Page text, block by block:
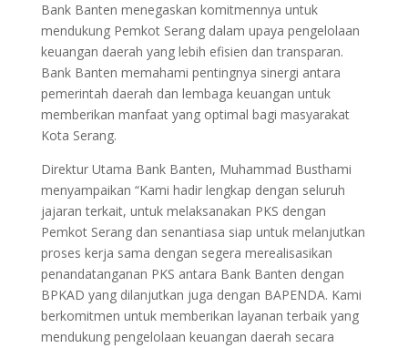
Bank Banten menegaskan komitmennya untuk
mendukung Pemkot Serang dalam upaya pengelolaan
keuangan daerah yang lebih efisien dan transparan.
Bank Banten memahami pentingnya sinergi antara
pemerintah daerah dan lembaga keuangan untuk
memberikan manfaat yang optimal bagi masyarakat
Kota Serang.
Direktur Utama Bank Banten, Muhammad Busthami
menyampaikan “Kami hadir lengkap dengan seluruh
jajaran terkait, untuk melaksanakan PKS dengan
Pemkot Serang dan senantiasa siap untuk melanjutkan
proses kerja sama dengan segera merealisasikan
penandatanganan PKS antara Bank Banten dengan
BPKAD yang dilanjutkan juga dengan BAPENDA. Kami
berkomitmen untuk memberikan layanan terbaik yang
mendukung pengelolaan keuangan daerah secara